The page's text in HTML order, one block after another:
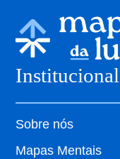
Institucional
Sobre nós
Mapas Mentais